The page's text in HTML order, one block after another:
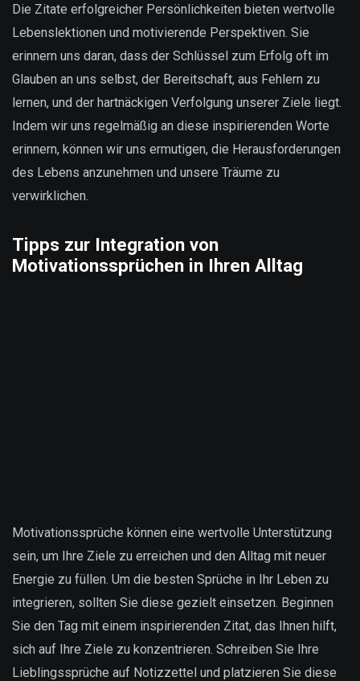
Die Zitate erfolgreicher Persönlichkeiten bieten wertvolle
Lebenslektionen und motivierende Perspektiven. Sie
erinnern uns daran, dass der Schlüssel zum Erfolg oft im
Glauben an uns selbst, der Bereitschaft, aus Fehlern zu
lernen, und der hartnäckigen Verfolgung unserer Ziele liegt.
Indem wir uns regelmäßig an diese inspirierenden Worte
erinnern, können wir uns ermutigen, die Herausforderungen
des Lebens anzunehmen und unsere Träume zu
verwirklichen.
Tipps zur Integration von
Motivationssprüchen in Ihren Alltag
Motivationssprüche können eine wertvolle Unterstützung
sein, um Ihre Ziele zu erreichen und den Alltag mit neuer
Energie zu füllen. Um die besten Sprüche in Ihr Leben zu
integrieren, sollten Sie diese gezielt einsetzen. Beginnen
Sie den Tag mit einem inspirierenden Zitat, das Ihnen hilft,
sich auf Ihre Ziele zu konzentrieren. Schreiben Sie Ihre
Lieblingssprüche auf Notizzettel und platzieren Sie diese